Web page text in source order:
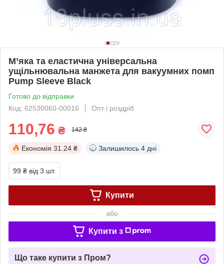
М’яка та еластична універсальна
ущільнювальна манжета для вакуумних помп
Pump Sleeve Black
Готово до відправки
Код: 62530060-00016
Опт і роздріб
110,76 ₴ 142 ₴
Економія 31.24 ₴ Залишилось 4 дні
99 ₴ від 3 шт.
Купити
або
Купити з
Що таке купити з Пром?